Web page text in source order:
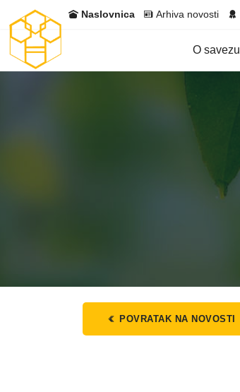
Naslovnica Arhiva novosti
O savezu
POVRATAK NA NOVOSTI